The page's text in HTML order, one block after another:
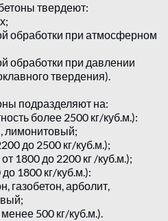
твердеют:
обработки при атмосферном
обработки при давлении
твердения).
подразделяют на:
более 2500 кг/куб.м.):
лимонитовый;
до 2500 кг/куб.м.);
1800 до 2200 кг /куб.м.);
1800 кг/куб.м.):
газобетон, арболит,
500 кг/куб.м.).